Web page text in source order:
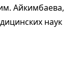
Айкимбаева,
наук